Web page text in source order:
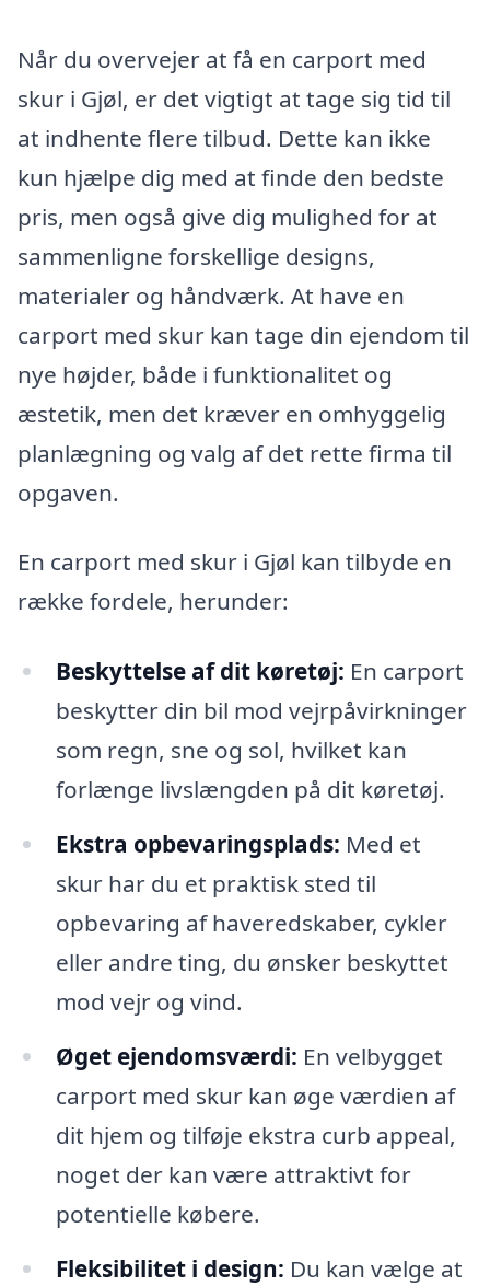
Når du overvejer at få en carport med
skur i Gjøl, er det vigtigt at tage sig tid til
at indhente flere tilbud. Dette kan ikke
kun hjælpe dig med at finde den bedste
pris, men også give dig mulighed for at
sammenligne forskellige designs,
materialer og håndværk. At have en
carport med skur kan tage din ejendom til
nye højder, både i funktionalitet og
æstetik, men det kræver en omhyggelig
planlægning og valg af det rette firma til
opgaven.
En carport med skur i Gjøl kan tilbyde en
række fordele, herunder:
Beskyttelse af dit køretøj: En carport
beskytter din bil mod vejrpåvirkninger
som regn, sne og sol, hvilket kan
forlænge livslængden på dit køretøj.
Ekstra opbevaringsplads: Med et
skur har du et praktisk sted til
opbevaring af haveredskaber, cykler
eller andre ting, du ønsker beskyttet
mod vejr og vind.
Øget ejendomsværdi: En velbygget
carport med skur kan øge værdien af
dit hjem og tilføje ekstra curb appeal,
noget der kan være attraktivt for
potentielle købere.
Fleksibilitet i design: Du kan vælge at